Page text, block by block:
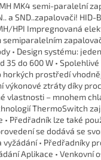
MK4 semi-paralelní
a SND..zapalovači!
HPI Impregnovaná
• Design systému:
35 do 600 W •
horkých prostředí
výkonové ztráty díky
vlastnosti – mnohem
ThermoSwitch
Předřadník lze také
se dodává se
vyžádání • Předřadníky
Aplikace • Venkovní